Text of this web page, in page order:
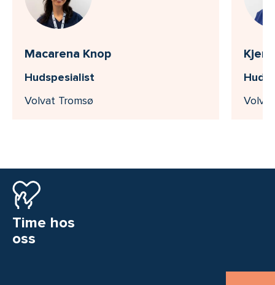
Macarena Knop
Hudspesialist
Volvat Tromsø
Time hos
oss